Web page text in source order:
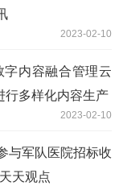
2023-02-10
字内容融合管理云
行多样化内容生产
2023-02-10
与军队医院招标收
天观点